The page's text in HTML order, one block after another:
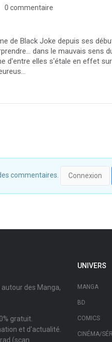
0 commentaire
de Black Joke depuis ses
dans le mauvais sens
d'entre elles s'étale en effet
commentaires. Connexion
des Manga,
gratuit.
et d'actualité.
(scan
UNIVERS
MANGA
BD
COMICS
CINÉMA/